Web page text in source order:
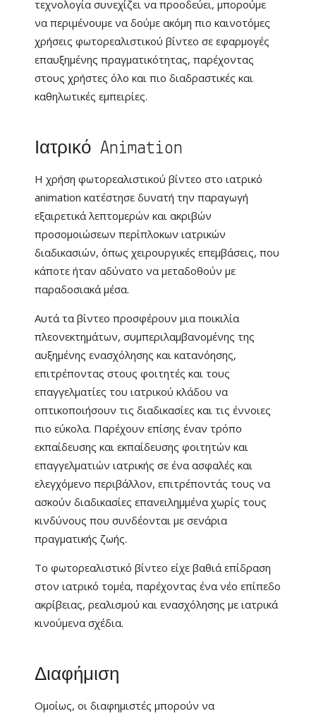
τεχνολογία συνεχίζει να προοδεύει, μπορούμε
να περιμένουμε να δούμε ακόμη πιο καινοτόμες
χρήσεις φωτορεαλιστικού βίντεο σε εφαρμογές
επαυξημένης πραγματικότητας, παρέχοντας
στους χρήστες όλο και πιο διαδραστικές και
καθηλωτικές εμπειρίες.
Ιατρικό Animation
Η χρήση φωτορεαλιστικού βίντεο στο ιατρικό
animation κατέστησε δυνατή την παραγωγή
εξαιρετικά λεπτομερών και ακριβών
προσομοιώσεων περίπλοκων ιατρικών
διαδικασιών, όπως χειρουργικές επεμβάσεις, που
κάποτε ήταν αδύνατο να μεταδοθούν με
παραδοσιακά μέσα.
Αυτά τα βίντεο προσφέρουν μια ποικιλία
πλεονεκτημάτων, συμπεριλαμβανομένης της
αυξημένης ενασχόλησης και κατανόησης,
επιτρέποντας στους φοιτητές και τους
επαγγελματίες του ιατρικού κλάδου να
οπτικοποιήσουν τις διαδικασίες και τις έννοιες
πιο εύκολα. Παρέχουν επίσης έναν τρόπο
εκπαίδευσης και εκπαίδευσης φοιτητών και
επαγγελματιών ιατρικής σε ένα ασφαλές και
ελεγχόμενο περιβάλλον, επιτρέποντάς τους να
ασκούν διαδικασίες επανειλημμένα χωρίς τους
κινδύνους που συνδέονται με σενάρια
πραγματικής ζωής.
Το φωτορεαλιστικό βίντεο είχε βαθιά επίδραση
στον ιατρικό τομέα, παρέχοντας ένα νέο επίπεδο
ακρίβειας, ρεαλισμού και ενασχόλησης με ιατρικά
κινούμενα σχέδια.
Διαφήμιση
Ομοίως, οι διαφημιστές μπορούν να